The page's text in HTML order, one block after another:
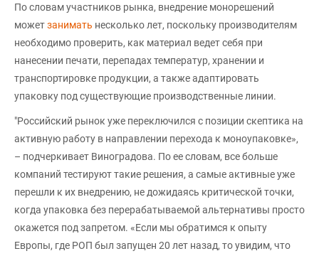
По словам участников рынка, внедрение монорешений
можетзанимать несколько лет, поскольку производителям
необходимо проверить, как материал ведет себя при
нанесении печати, перепадах температур, хранении и
транспортировке продукции, а также адаптировать
упаковку под существующие производственные линии.
"Российский рынок уже переключился с позиции скептика на
активную работу в направлении перехода к моноупаковке»,
– подчеркивает Виноградова. По ее словам, все больше
компаний тестируют такие решения, а самые активные уже
перешли к их внедрению, не дожидаясь критической точки,
когда упаковка без перерабатываемой альтернативы просто
окажется под запретом. «Если мы обратимся к опыту
Европы, где РОП был запущен 20 лет назад, то увидим, что